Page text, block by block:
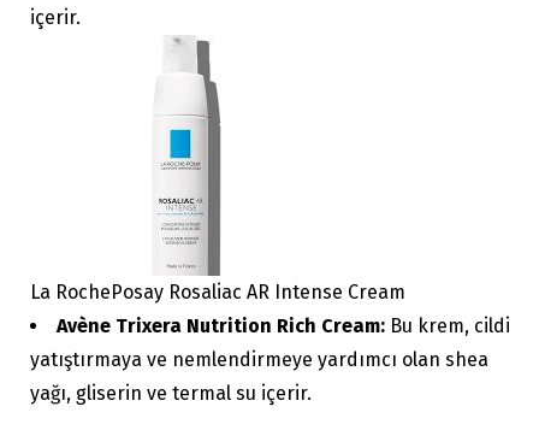
içerir.
La RochePosay Rosaliac AR Intense Cream
Avène Trixera Nutrition Rich Cream: Bu krem, cildi
yatıştırmaya ve nemlendirmeye yardımcı olan shea
yağı, gliserin ve termal su içerir.